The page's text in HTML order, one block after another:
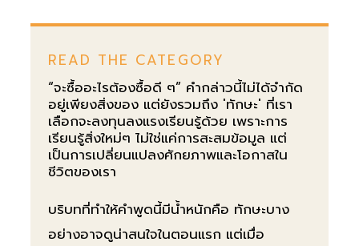
READ THE CATEGORY
“จะซื้ออะไรต้องซื้อดี ๆ” คำกล่าวนี้ไม่ได้จำกัด
อยู่เพียงสิ่งของ แต่ยังรวมถึง 'ทักษะ' ที่เรา
เลือกจะลงทุนลงแรงเรียนรู้ด้วย เพราะการ
เรียนรู้สิ่งใหม่ๆ ไม่ใช่แค่การสะสมข้อมูล แต่
เป็นการเปลี่ยนแปลงศักยภาพและโอกาสใน
ชีวิตของเรา
บริบทที่ทำให้คำพูดนี้มีน้ำหนักคือ ทักษะบาง
อย่างอาจดูน่าสนใจในตอนแรก แต่เมื่อ